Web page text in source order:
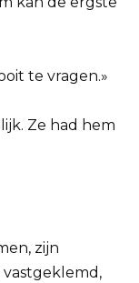
te vragen.»
Ze had hem
zijn